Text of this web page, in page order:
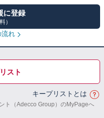
に登録
）
れ
スト
キープリストとは
ト（Adecco Group）のMyPageへ